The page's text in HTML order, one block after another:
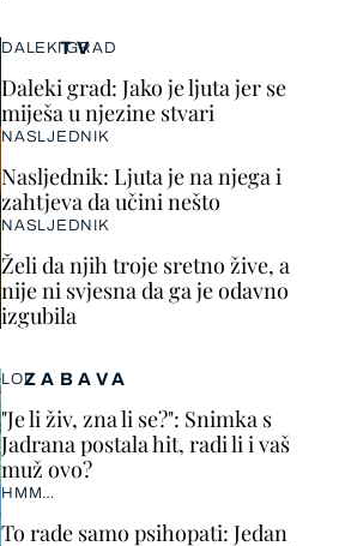
ZABAVA
LOL
"Je li živ, zna li se?": Snimka s
Jadrana postala hit, radi li i vaš
muž ovo?
HMM…
To rade samo psihopati: Jedan
TV
DALEKI GRAD
Daleki grad: Jako je ljuta jer se
miješa u njezine stvari
NASLJEDNIK
Nasljednik: Ljuta je na njega i
zahtjeva da učini nešto
NASLJEDNIK
Želi da njih troje sretno žive, a
nije ni svjesna da ga je odavno
izgubila